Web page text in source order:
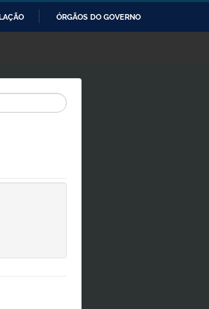
ÓRGÃOS DO GOVERNO